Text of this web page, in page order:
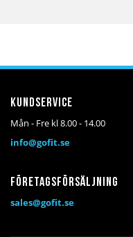
Kundservice
Mån - Fre kl 8.00 - 14.00
info@gofit.se
Företagsförsäljning
sales@gofit.se